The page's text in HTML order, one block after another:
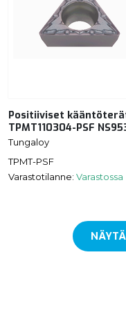
Positiiviset
TPMT110304-PSF
Tungaloy
TPMT-PSF
Varastotilanne: Varastossa